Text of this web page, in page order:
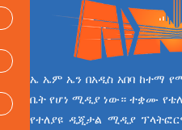
ኤ ኤም ኤን በአዲስ አበባ ከተማ
ቤት የሆነ ሚዲያ ነው። ተቋሙ
የተለያዩ ዲጂታል ሚዲያ